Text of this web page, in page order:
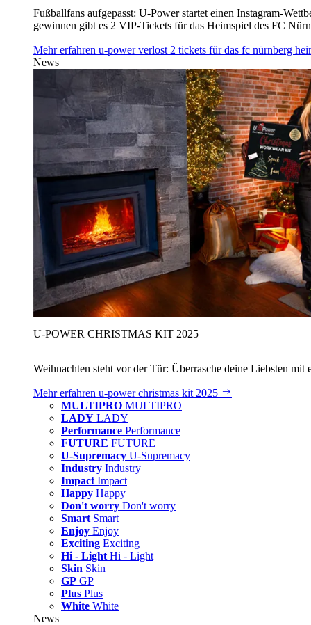
Fußballfans aufgepasst: U‑Power startet einen Instagram-
gewinnen gibt es 2 VIP-Tickets für das Heimspiel des FC
Mehr erfahren u‑power verlost 2 tickets für das fc nürnberg
News
U‑POWER CHRISTMAS KIT 2025
Weihnachten steht vor der Tür: Überrasche deine Liebsten
Mehr erfahren u‑power christmas kit 2025
MULTIPRO MULTIPRO
LADY LADY
Performance Performance
FUTURE FUTURE
U-Supremacy U-Supremacy
Industry Industry
Impact Impact
Happy Happy
Don't worry Don't worry
Smart Smart
Enjoy Enjoy
Exciting Exciting
Hi - Light Hi - Light
Skin Skin
GP GP
Plus Plus
White White
News